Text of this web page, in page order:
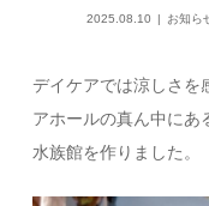
2025.08.10 お知ら
デイケアでは涼しさを
アホールの真ん中にあ
水族館を作りました。